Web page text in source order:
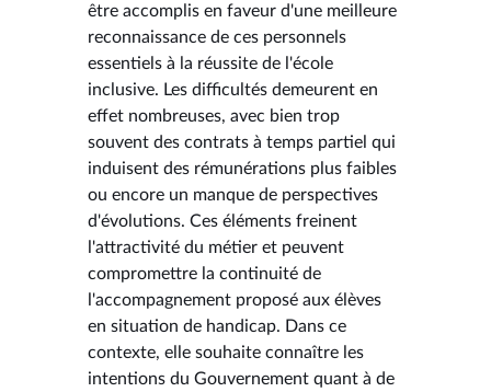
être accomplis en faveur d'une meilleure
reconnaissance de ces personnels
essentiels à la réussite de l'école
inclusive. Les difficultés demeurent en
effet nombreuses, avec bien trop
souvent des contrats à temps partiel qui
induisent des rémunérations plus faibles
ou encore un manque de perspectives
d'évolutions. Ces éléments freinent
l'attractivité du métier et peuvent
compromettre la continuité de
l'accompagnement proposé aux élèves
en situation de handicap. Dans ce
contexte, elle souhaite connaître les
intentions du Gouvernement quant à de